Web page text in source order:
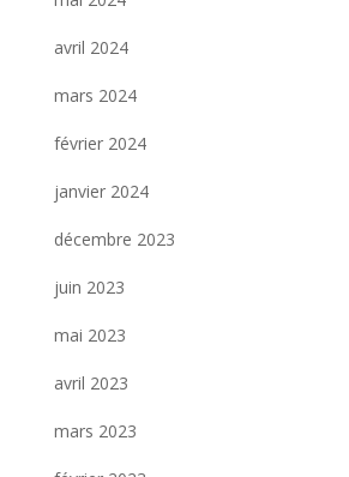
avril 2024
mars 2024
février 2024
janvier 2024
décembre 2023
juin 2023
mai 2023
avril 2023
mars 2023